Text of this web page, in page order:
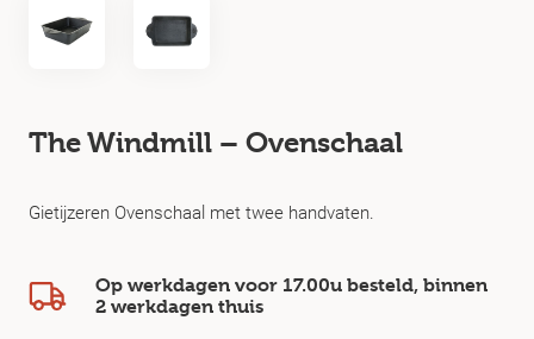
The Windmill – Ovenschaal
Gietijzeren Ovenschaal met twee handvaten.
Op werkdagen voor 17.00u besteld, binnen
2 werkdagen thuis